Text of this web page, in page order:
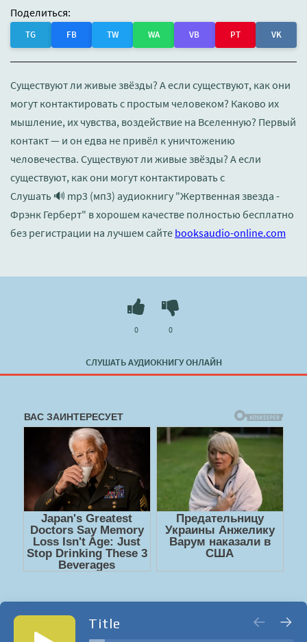
Поделиться:
TG FB TW WA VB PT VK
Существуют ли живые звёзды? А если существуют, как они
могут контактировать с простым человеком? Каково их
мышление, их чувства, воздействие на Вселенную? Первый
контакт — и он едва не привёл к уничтожению
человечества. Существуют ли живые звёзды? А если
существуют, как они могут контактировать с
Слушать 🔊 mp3 (мп3) аудиокнигу "Жертвенная звезда -
Фрэнк Герберт" в хорошем качестве полностью бесплатно
без регистрации на лучшем сайте booksaudio-online.com
СЛУШАТЬ АУДИОКНИГУ ОНЛАЙН
0 0
Title